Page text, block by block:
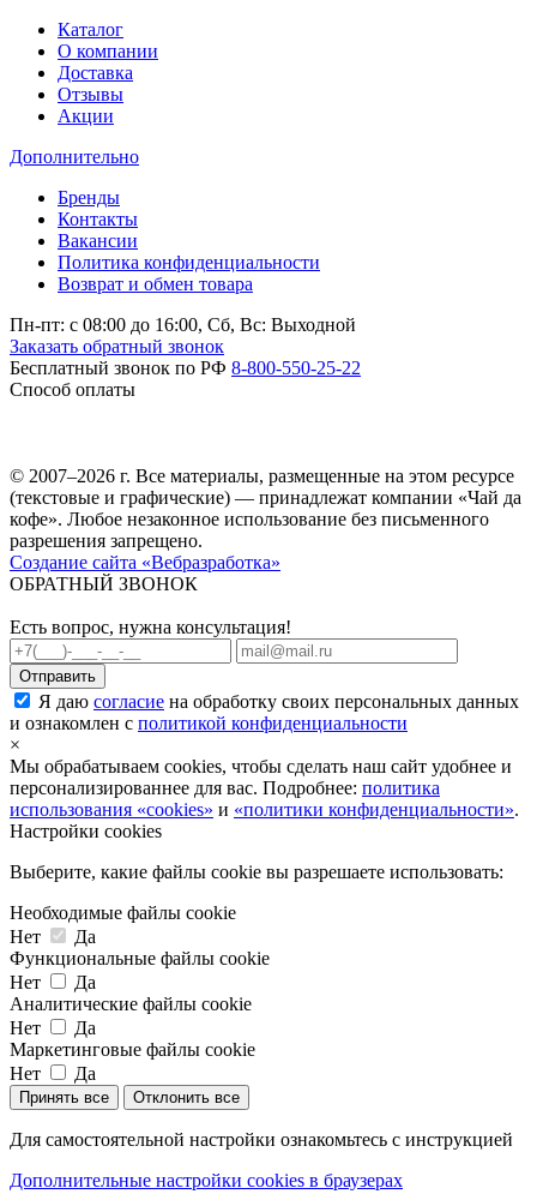
Каталог
О компании
Доставка
Отзывы
Акции
Дополнительно
Бренды
Контакты
Вакансии
Политика конфиденциальности
Возврат и обмен товара
Пн-пт: c 08:00 до 16:00, Сб, Вс: Выходной
Заказать обратный звонок
Бесплатный звонок по РФ 8-800-550-25-22
Способ оплаты
© 2007–2026 г. Все материалы, размещенные на этом ресурсе
(текстовые и графические) — принадлежат компании «Чай да
кофе». Любое незаконное использование без письменного
разрешения запрещено.
Создание сайта «Вебразработка»
ОБРАТНЫЙ ЗВОНОК
Есть вопрос, нужна консультация!
Я даю согласие на обработку своих персональных данных
и ознакомлен с политикой конфиденциальности
×
Мы обрабатываем cookies, чтобы сделать наш сайт удобнее и
персонализированнее для вас. Подробнее: политика
использования «cookies» и «политики конфиденциальности».
Настройки cookies
Выберите, какие файлы cookie вы разрешаете использовать:
Необходимые файлы cookie
Нет
Да
Функциональные файлы cookie
Нет
Да
Аналитические файлы cookie
Нет
Да
Маркетинговые файлы cookie
Нет
Да
Принять все Отклонить все
Для самостоятельной настройки ознакомьтесь с инструкцией
Дополнительные настройки cookies в браузерах